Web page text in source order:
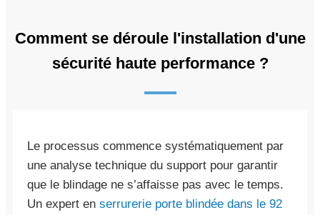
Comment se déroule l'installation d'une
sécurité haute performance ?
Le processus commence systématiquement par
une analyse technique du support pour garantir
que le blindage ne s’affaisse pas avec le temps.
Un expert en serrurerie porte blindée dans le 92